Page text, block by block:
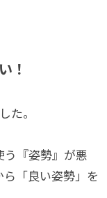
！
た。
『姿勢』が悪
「良い姿勢」を